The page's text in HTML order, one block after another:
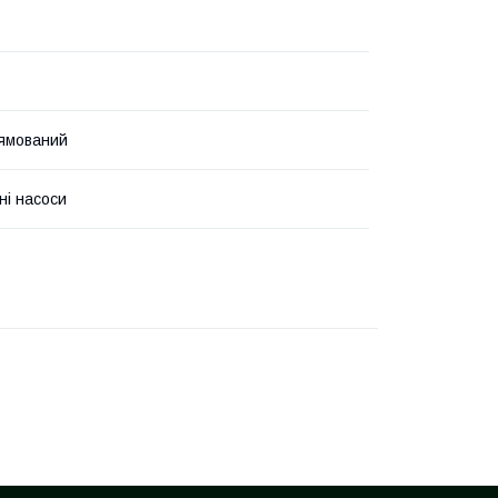
насоси